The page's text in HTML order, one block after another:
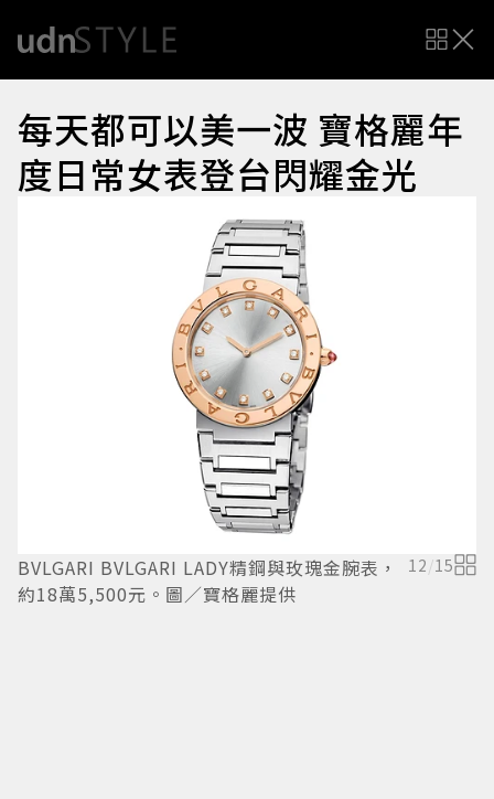
每天都可以美一波 寶格麗年
度日常女表登台閃耀金光
BVLGARI BVLGARI LADY精鋼與玫瑰金腕表，
約18萬5,500元。圖／寶格麗提供
12/15